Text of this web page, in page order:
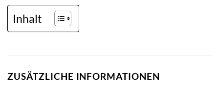
Inhalt
ZUSÄTZLICHE INFORMATIONEN